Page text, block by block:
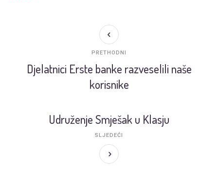
Djelatnici Erste banke razveselili naše
korisnike
PRETHODNI
Udruženje Smješak u Klasju
SLJEDEĆI